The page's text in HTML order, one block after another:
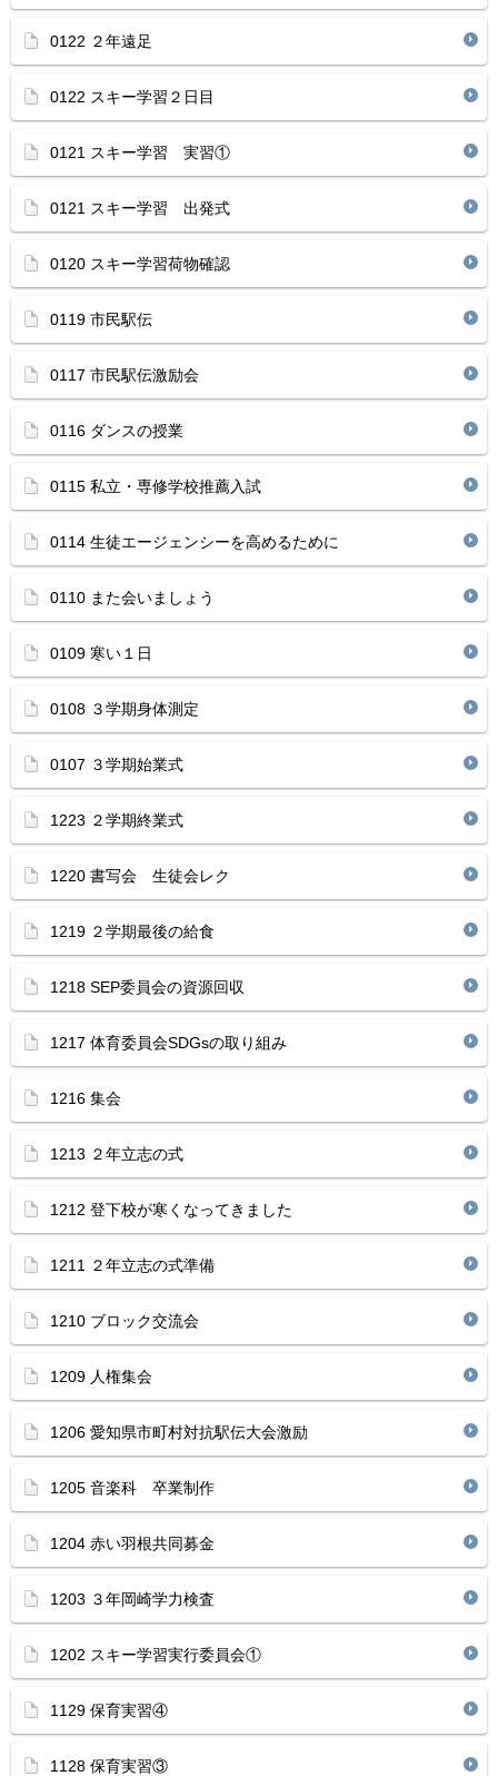
0122 ２年遠足
0122 スキー学習２日目
0121 スキー学習 実習①
0121 スキー学習 出発式
0120 スキー学習荷物確認
0119 市民駅伝
0117 市民駅伝激励会
0116 ダンスの授業
0115 私立・専修学校推薦入試
0114 生徒エージェンシーを高めるために
0110 また会いましょう
0109 寒い１日
0108 ３学期身体測定
0107 ３学期始業式
1223 ２学期終業式
1220 書写会 生徒会レク
1219 ２学期最後の給食
1218 SEP委員会の資源回収
1217 体育委員会SDGsの取り組み
1216 集会
1213 ２年立志の式
1212 登下校が寒くなってきました
1211 ２年立志の式準備
1210 ブロック交流会
1209 人権集会
1206 愛知県市町村対抗駅伝大会激励
1205 音楽科 卒業制作
1204 赤い羽根共同募金
1203 ３年岡崎学力検査
1202 スキー学習実行委員会①
1129 保育実習④
1128 保育実習③